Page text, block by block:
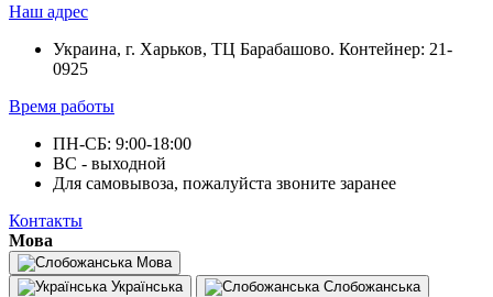
Наш адрес
Украина, г. Харьков, ТЦ Барабашово. Контейнер: 21-
0925
Время работы
ПН-СБ: 9:00-18:00
ВС - выходной
Для самовывоза, пожалуйста звоните заранее
Контакты
Мова
Мова
Українська
Слобожанська